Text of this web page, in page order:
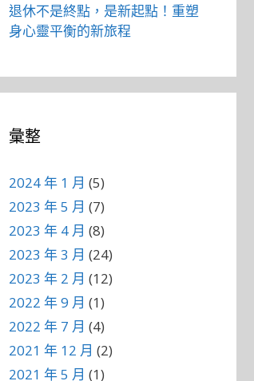
退休不是終點，是新起點！重塑
身心靈平衡的新旅程
彙整
2024 年 1 月 (5)
2023 年 5 月 (7)
2023 年 4 月 (8)
2023 年 3 月 (24)
2023 年 2 月 (12)
2022 年 9 月 (1)
2022 年 7 月 (4)
2021 年 12 月 (2)
2021 年 5 月 (1)